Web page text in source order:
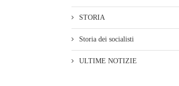
STORIA
Storia dei socialisti
ULTIME NOTIZIE